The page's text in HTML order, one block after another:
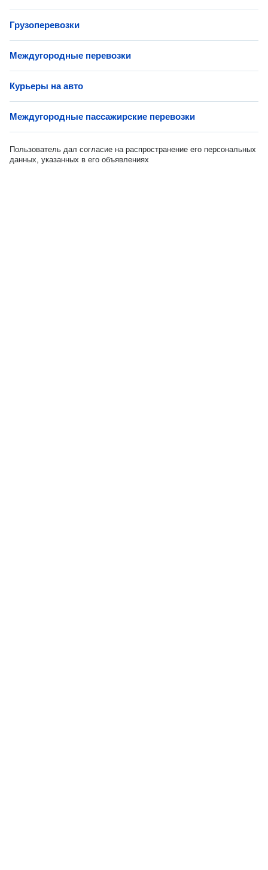
Грузоперевозки
Междугородные перевозки
Курьеры на авто
Междугородные пассажирские перевозки
Пользователь дал согласие на распространение его персональных
данных, указанных в его объявлениях